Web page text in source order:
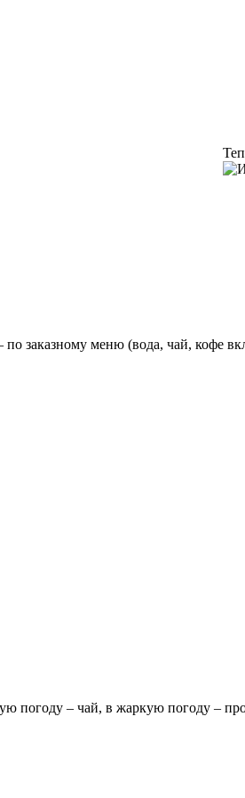
по заказному меню (вода, чай, кофе
погоду – чай, в жаркую погоду –